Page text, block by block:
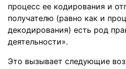
процесс ее кодирования и
получателю (равно как и
декодирования) есть род
деятельности».
Это вызывает следующие